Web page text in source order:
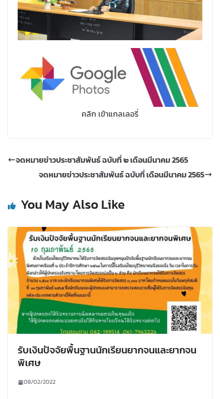
คลิก เข้าแกลเลอรี่
จดหมายข่าวประชาสัมพันธ์ ฉบับที่ ๒ เดือนมีนาคม 2565
จดหมายข่าวประชาสัมพันธ์ ฉบับที่ เดือนมีนาคม 2565
You May Also Like
รับเงินปัจจัยพื้นฐานนักเรียนยากจนและยากจน
พิเศษ
08/02/2022